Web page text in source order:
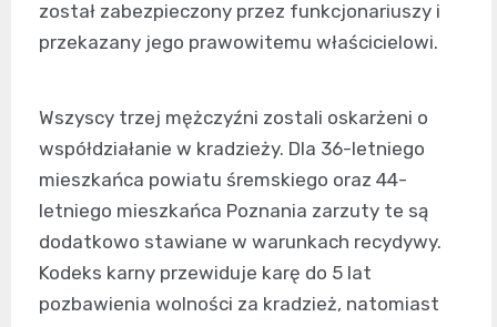
został zabezpieczony przez funkcjonariuszy i
przekazany jego prawowitemu właścicielowi.
Wszyscy trzej mężczyźni zostali oskarżeni o
współdziałanie w kradzieży. Dla 36-letniego
mieszkańca powiatu śremskiego oraz 44-
letniego mieszkańca Poznania zarzuty te są
dodatkowo stawiane w warunkach recydywy.
Kodeks karny przewiduje karę do 5 lat
pozbawienia wolności za kradzież, natomiast